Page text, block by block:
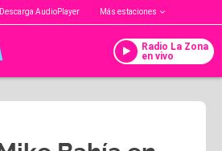
Descarga AudioPlayer Más estaciones
Radio La Zona
en vivo